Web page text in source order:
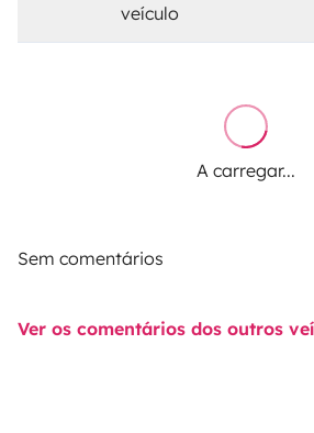
veículo
A carregar...
Sem comentários
Ver os comentários dos outros